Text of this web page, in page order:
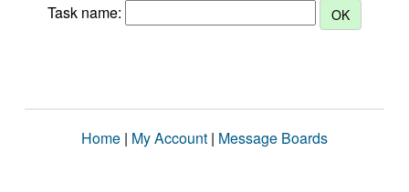
Task name:
Home | My Account | Message Boards